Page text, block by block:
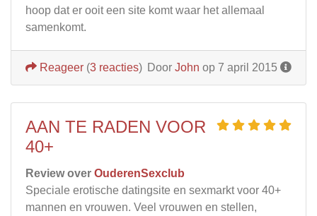
hoop dat er ooit een site komt waar het allemaal
samenkomt.
Door John op 7 april 2015
Reageer (3 reacties)
AAN TE RADEN VOOR
40+
Review over OuderenSexclub
Speciale erotische datingsite en sexmarkt voor 40+
mannen en vrouwen. Veel vrouwen en stellen,